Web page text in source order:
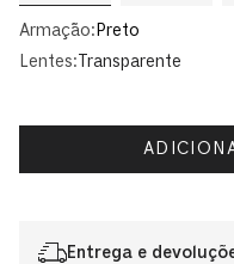
Armação: Preto
Lentes:Transparente
Entrega e